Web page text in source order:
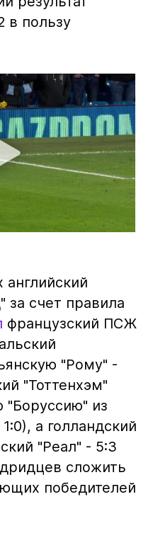
в пользу
английский
счет правила
французский ПСЖ
"Рому" -
"Тоттенхэм"
"Боруссию" из
а голландский
"Реал" - 5:3
сложить
победителей